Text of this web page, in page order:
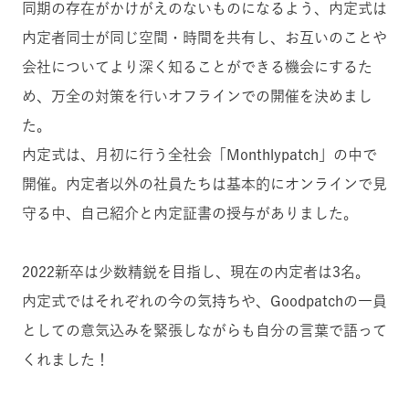
同期の存在がかけがえのないものになるよう、内定式は
内定者同士が同じ空間・時間を共有し、お互いのことや
会社についてより深く知ることができる機会にするた
め、万全の対策を行いオフラインでの開催を決めまし
た。
内定式は、月初に行う全社会「Monthlypatch」の中で
開催。内定者以外の社員たちは基本的にオンラインで見
守る中、自己紹介と内定証書の授与がありました。
2022新卒は少数精鋭を目指し、現在の内定者は3名。
内定式ではそれぞれの今の気持ちや、Goodpatchの一員
としての意気込みを緊張しながらも自分の言葉で語って
くれました！